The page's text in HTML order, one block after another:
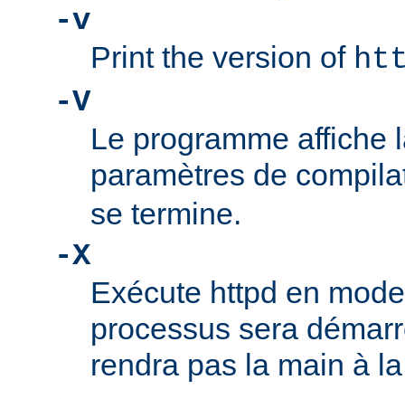
-v
Print the version of
-V
Le programme affiche
paramètres de
se termine.
-X
Exécute httpd en
processus sera
rendra pas la main à